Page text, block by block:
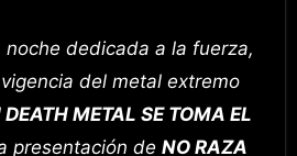
del metal extremo
DEATH METAL SE TOMA EL
presentación de NO RAZA